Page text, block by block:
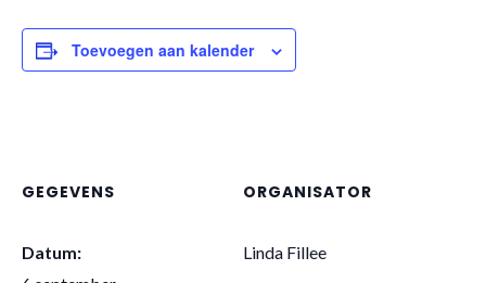
Toevoegen aan kalender
GEGEVENS
Datum:
ORGANISATOR
Linda Fillee